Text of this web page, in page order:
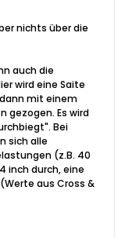
nichts über die
auch die
wird eine Saite
mit einem
gezogen. Es wird
Bei
sich alle
(z.B. 40
inch durch, eine
(Werte aus Cross &